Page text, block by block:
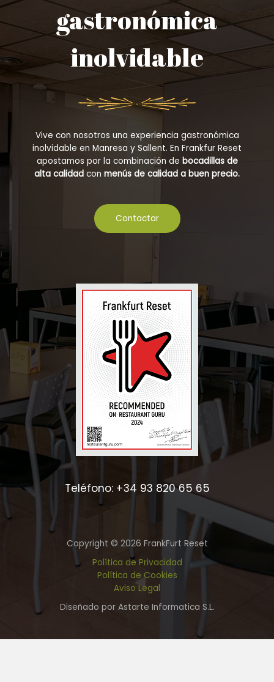
gastronómica
inolvidable
Vive con nosotros una experiencia gastronómica
inolvidable en Manresa y Sallent. En Frankfur Reset
apostamos por la combinación de bocadillas de
alta calidad con menús de calidad a buen precio.
Contactar
Teléfono: +34 93 820 65 65
Copyright © 2026 FrankFurt Reset
Política de Privacidad
Política de Cookies
Aviso Legal
Diseñado por Astarte Informatica S.L.